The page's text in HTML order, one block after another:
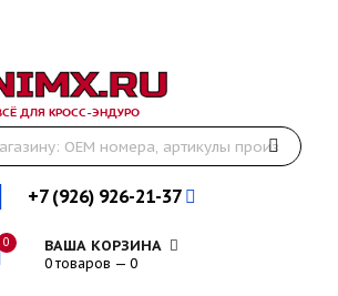
ДЛЯ КРОСС-ЭНДУРО
+7 (926) 926-21-37
0 ВАША КОРЗИНА
0 товаров — 0